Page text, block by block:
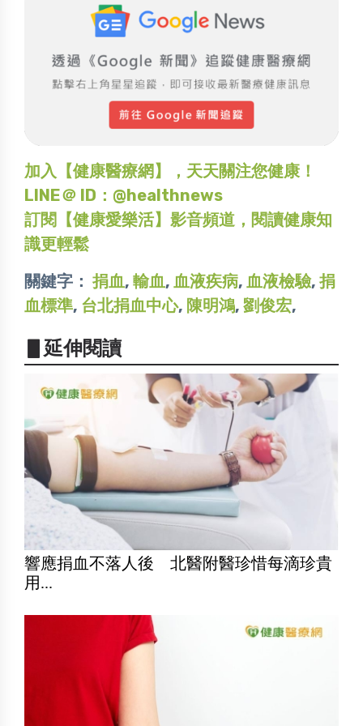
加入【健康醫療網】，天天關注您健康！
LINE＠ ID：@healthnews
訂閱【健康愛樂活】影音頻道，閱讀健康知
識更輕鬆
關鍵字： 捐血, 輸血, 血液疾病, 血液檢驗, 捐
血標準, 台北捐血中心, 陳明鴻, 劉俊宏,
▋延伸閱讀
響應捐血不落人後 北醫附醫珍惜每滴珍貴
用...